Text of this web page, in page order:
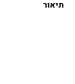
תיאור